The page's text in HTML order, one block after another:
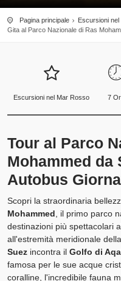
Pagina principale
Escursioni
Gita al Parco Nazionale di Ras
Escursioni nel Mar Rosso 7
Tour al Parco
Mohammed da
Autobus
Scopri la straordinaria
Mohammed , il primo parco
destinazioni più spettacolari
all'estremità meridionale
Suez incontra il Golfo di
famosa per le sue acque
coralline, l'incredibile fauna